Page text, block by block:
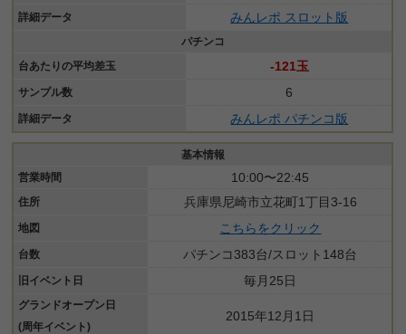
詳細データ みんレポ スロット版
パチンコ
台あたりの平均差玉
-121玉
サンプル数 6
詳細データ みんレポ パチンコ版
基本情報
営業時間
10:00〜22:45
住所 兵庫県尼崎市立花町1丁目3-16
地図 こちらをクリック
台数 パチンコ383台/スロット148台
旧イベント日 毎月25日
グランドオープン日
(周年イベント)
2015年12月1日